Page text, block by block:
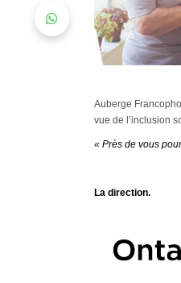
Auberge
vue de l’inclusion
« Près de vous
La direction.